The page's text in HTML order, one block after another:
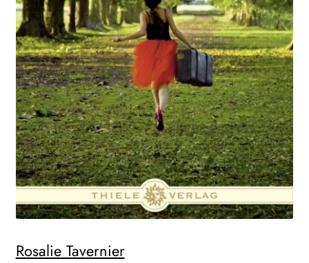
Search:
Rosalie Tavernier